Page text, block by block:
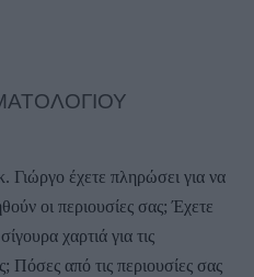
Γιώργο έχετε πληρώσει για να
οι περιουσίες σας; Έχετε
χαρτιά για τις
Πόσες από τις περιουσίες σας